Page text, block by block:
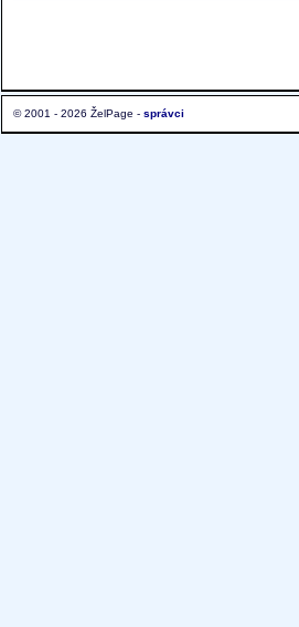
© 2001 - 2026 ŽelPage - správci